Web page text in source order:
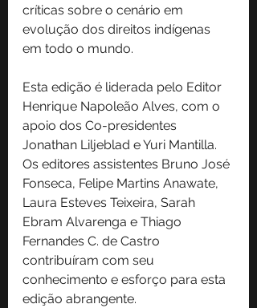
críticas sobre o cenário em
evolução dos direitos indígenas
em todo o mundo.
Esta edição é liderada pelo Editor
Henrique Napoleão Alves, com o
apoio dos Co-presidentes
Jonathan Liljeblad e Yuri Mantilla.
Os editores assistentes Bruno José
Fonseca, Felipe Martins Anawate,
Laura Esteves Teixeira, Sarah
Ebram Alvarenga e Thiago
Fernandes C. de Castro
contribuíram com seu
conhecimento e esforço para esta
edição abrangente.